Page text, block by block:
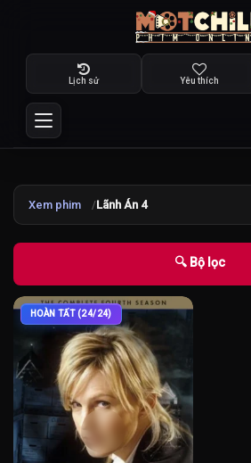
Lịch sử Yêu thích
Xem phim Lãnh Án 4
🔍 Bộ lọc
HOÀN TẤT (24/24)